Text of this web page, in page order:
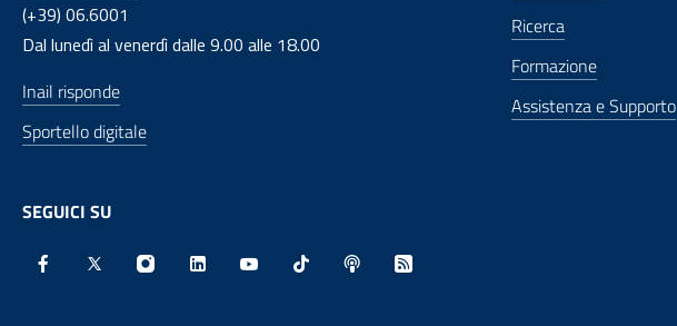
(+39) 06.6001
Dal lunedì al venerdì dalle 9.00 alle 18.00
Inail risponde
Sportello digitale
SEGUICI SU
Ricerca
Formazione
Assistenza e Supporto